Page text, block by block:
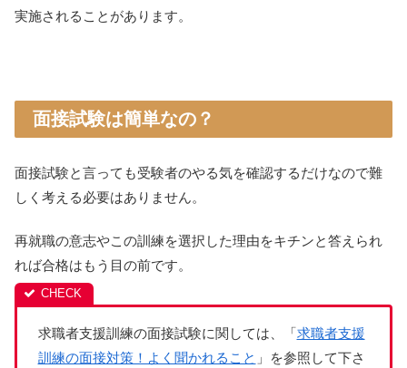
実施されることがあります。
面接試験は簡単なの？
面接試験と言っても受験者のやる気を確認するだけなので難
しく考える必要はありません。
再就職の意志やこの訓練を選択した理由をキチンと答えられ
れば合格はもう目の前です。
求職者支援訓練の面接試験に関しては、「求職者支援
訓練の面接対策！よく聞かれること 」を参照して下さ